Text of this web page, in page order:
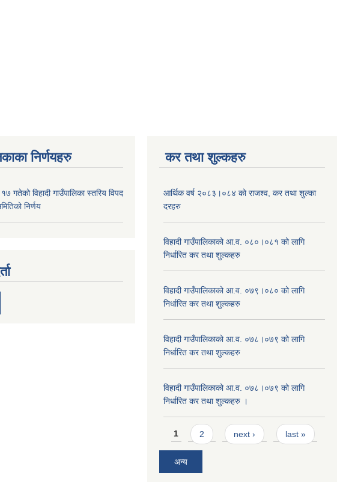
निर्णयहरु
गतेको विहादी गाउँपालिका स्तरिय विपद
निर्णय
कर तथा शुल्कहरु
आर्थिक वर्ष २०८३।०८४ को राजश्व, कर तथा शुल्का
दरहरु
विहादी गाउँपालिकाको आ.व. ०८०।०८१ को लागि
निर्धारित कर तथा शुल्कहरु
विहादी गाउँपालिकाको आ.व. ०७९।०८० को लागि
निर्धारित कर तथा शुल्कहरु
विहादी गाउँपालिकाको आ.व. ०७८।०७९ को लागि
निर्धारित कर तथा शुल्कहरु
विहादी गाउँपालिकाको आ.व. ०७८।०७९ को लागि
निर्धारित कर तथा शुल्कहरु ।
Pages
1 2 next › last »
अन्य